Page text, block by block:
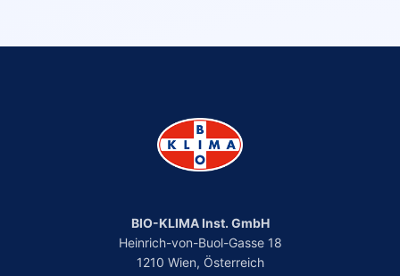
BIO-KLIMA Inst. GmbH
Heinrich-von-Buol-Gasse 18
1210 Wien, Österreich